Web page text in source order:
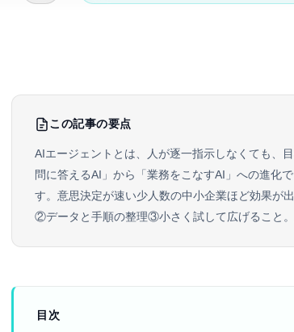
この記事の要点
AIエージェントとは、人が逐一指示しなくても、
問に答えるAI」から「業務をこなすAI」への進化
す。意思決定が速い少人数の中小企業ほど効果が
②データと手順の整理③小さく試して広げること
目次